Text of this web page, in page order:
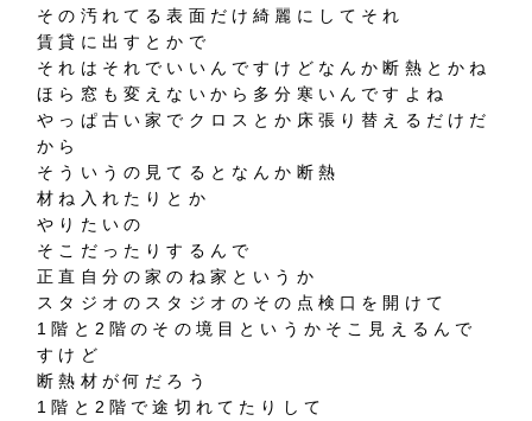
その汚れてる表面だけ綺麗にしてそれ
賃貸に出すとかで
それはそれでいいんですけどなんか断熱とかね
ほら窓も変えないから多分寒いんですよね
やっぱ古い家でクロスとか床張り替えるだけだ
から
そういうの見てるとなんか断熱
材ね入れたりとか
やりたいの
そこだったりするんで
正直自分の家のね家というか
スタジオのスタジオのその点検口を開けて
1階と2階のその境目というかそこ見えるんで
すけど
断熱材が何だろう
1階と2階で途切れてたりして